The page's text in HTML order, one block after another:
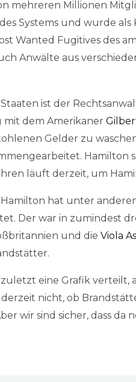
mehreren Millionen
Systems und wurde
Wanted Fugitives des
Anwälte aus
ist der
mit dem Amerikaner
Gelder zu
Hamilton
läuft derzeit, um
Hamilton hat unter
Der war in zumindest
und die Viola
eine Grafik verteilt,
derzeit nicht, ob
wir sind sicher, dass